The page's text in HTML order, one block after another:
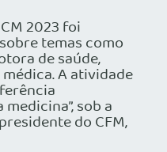
2023 foi
temas como
de saúde,
A atividade
sob a
do CFM,